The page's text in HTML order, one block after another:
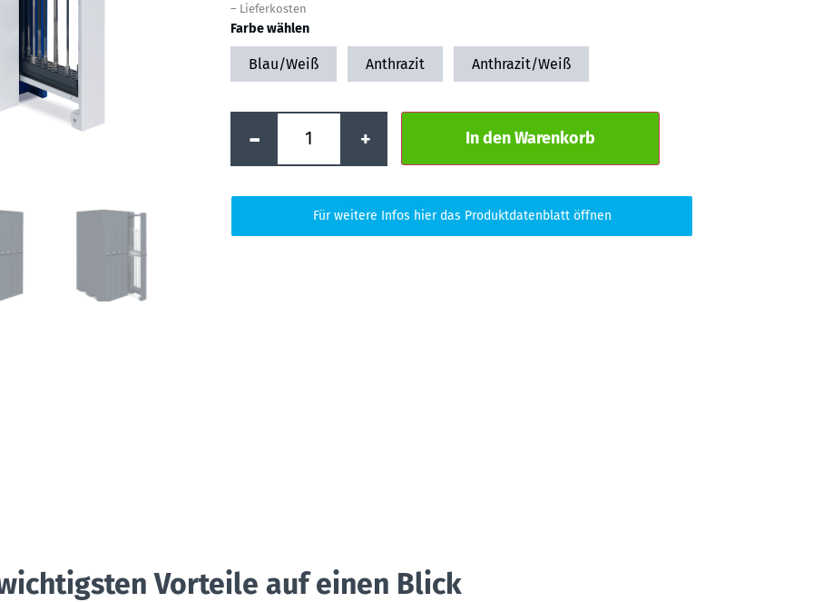
– Lieferkosten
Farbe wählen
Blau/Weiß Anthrazit Anthrazit/Weiß
- + In den Warenkorb
Für weitere Infos hier das Produktdatenblatt öffnen
Vorteile auf einen Blick